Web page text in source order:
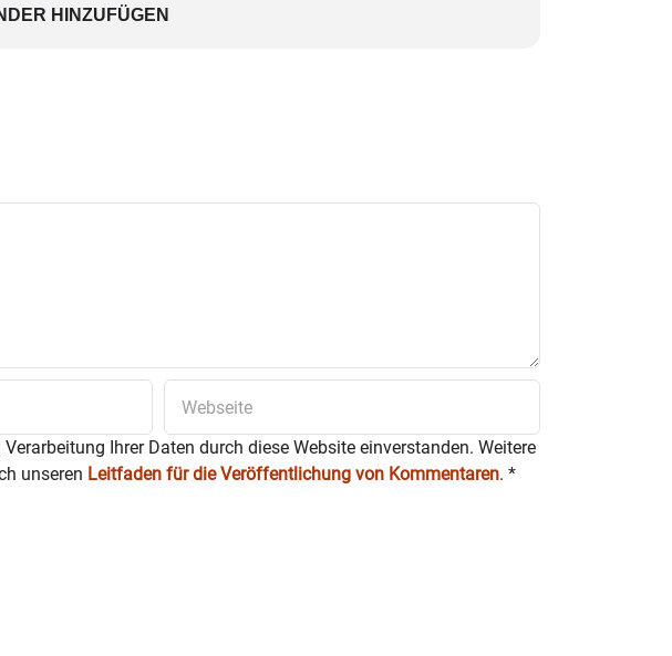
HINZUFÜGEN
Ihrer Daten durch diese Website einverstanden. Weitere
unseren Leitfaden für die Veröffentlichung von Kommentaren. *